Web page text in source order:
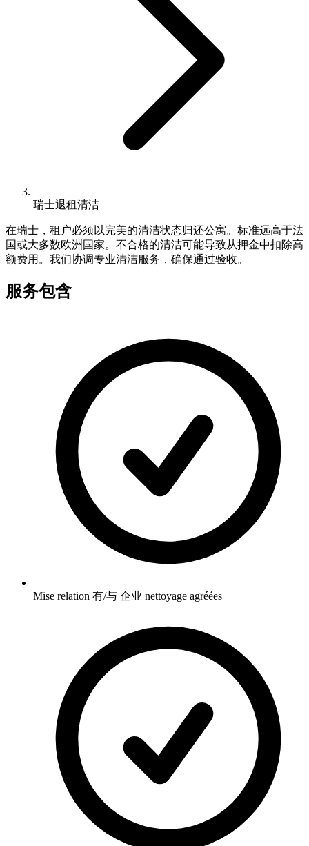
瑞士退租清洁
在瑞士，租户必须以完美的清洁状态归还公寓。标准远高于法
国或大多数欧洲国家。不合格的清洁可能导致从押金中扣除高
额费用。我们协调专业清洁服务，确保通过验收。
服务包含
Mise relation 有/与 企业 nettoyage agréées